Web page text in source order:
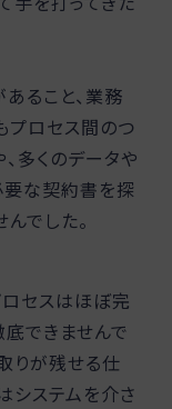
ること、業務
プロセス間のつ
多くのデータや
な契約書を探
でした。
セスはほぼ完
できませんで
りが残せる仕
システムを介さ